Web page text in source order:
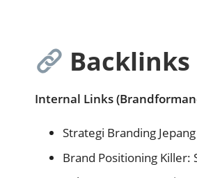
Backlinks
Internal Links
Strategi Branding
Brand Positioning Killer: